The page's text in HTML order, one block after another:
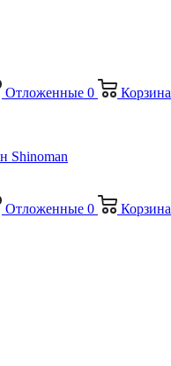
Отложенные 0 Корзина
Отложенные 0 Корзина